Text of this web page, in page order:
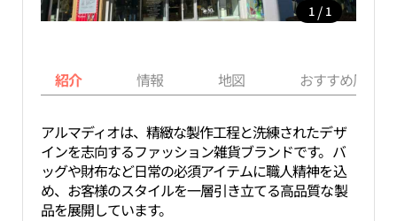
1 / 1
紹介 情報 地図 おすすめ周辺
アルマディオは、精緻な製作工程と洗練されたデザ
インを志向するファッション雑貨ブランドです。バ
ッグや財布など日常の必須アイテムに職人精神を込
め、お客様のスタイルを一層引き立てる高品質な製
品を展開しています。